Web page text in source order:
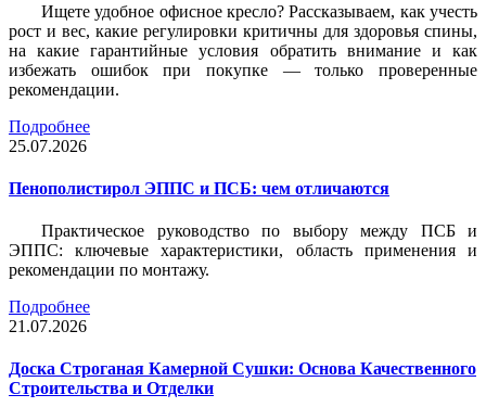
Ищете удобное офисное кресло? Рассказываем, как учесть
рост и вес, какие регулировки критичны для здоровья спины,
на какие гарантийные условия обратить внимание и как
избежать ошибок при покупке — только проверенные
рекомендации.
Подробнее
25.07.2026
Пенополистирол ЭППС и ПСБ: чем отличаются
Практическое руководство по выбору между ПСБ и
ЭППС: ключевые характеристики, область применения и
рекомендации по монтажу.
Подробнее
21.07.2026
Доска Строганая Камерной Сушки: Основа Качественного
Строительства и Отделки